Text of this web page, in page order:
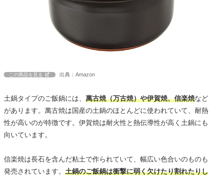
この商品を見る 出典：Amazon
土鍋タイプのご飯鍋には、 萬古焼（万古焼）や伊賀焼、信楽焼など
があります。萬古焼は国産の土鍋のほとんどに使われていて、耐熱
性が高いのが特徴です。伊賀焼は耐火性と熱伝導性が高く土鍋にも
向いています。
信楽焼は長石を含んだ粘土で作られていて、幅広い色合いのものも
発売されています。 土鍋のご飯鍋は衝撃に弱く欠けたり割れたりし